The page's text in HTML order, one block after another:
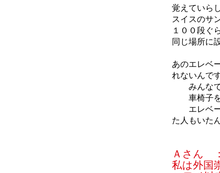
覚えていら
スイスのサ
１００段ぐ
同じ場所に
あのエレベ
れないんで
みんなで
車椅子を
エレベー
た人もいた
Ａさん
私は外国